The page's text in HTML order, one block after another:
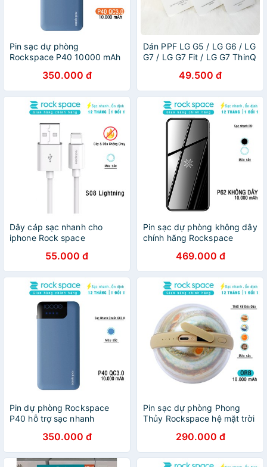
Pin sạc dự phòng
Rockspace P40 10000 mAh
Quickcharger QC3.0 cho
Samsung và các dòng
androind
350.000 đ
Dán PPF LG G5 / LG G6 / LG
G7 / LG G7 Fit / LG G7 ThinQ
hình, mặt lưng49.500 đ
Dây cáp sạc nhanh cho
iphone Rock space
sạc nhanh, ổn định, không
nóng máy, hàng chính hãng
55.000 đ
Pin sạc dự phòng không dây
chính hãng Rockspace
10.000 mAh, chuẩn PD sạc
nhanh cho iPhone, samsung
469.000 đ
Pin dự phòng Rockspace
P40 hỗ trợ sạc nhanh
Bank 10000mAh - Hàng
chính hãng bảo hành 12
tháng
350.000 đ
Pin sạc dự phòng Phong
Thủy Rockspace hệ mặt trời
mAh, Hàng chính hãng bảo
hành 12 tháng
290.000 đ